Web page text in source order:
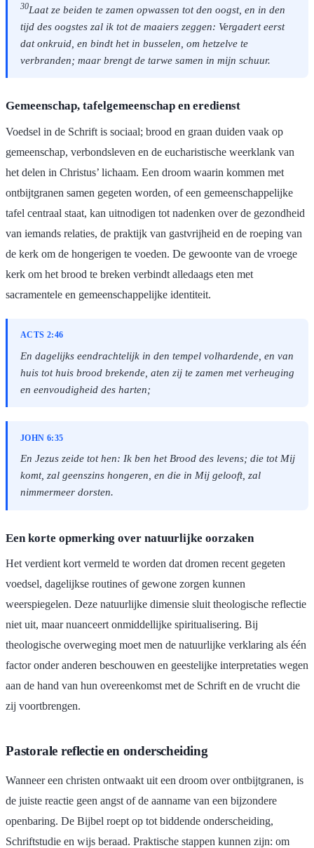
30Laat ze beiden te zamen opwassen tot den oogst, en in den
tijd des oogstes zal ik tot de maaiers zeggen: Vergadert eerst
dat onkruid, en bindt het in busselen, om hetzelve te
verbranden; maar brengt de tarwe samen in mijn schuur.
Gemeenschap, tafelgemeenschap en eredienst
Voedsel in de Schrift is sociaal; brood en graan duiden vaak op
gemeenschap, verbondsleven en de eucharistische weerklank van
het delen in Christus’ lichaam. Een droom waarin kommen met
ontbijtgranen samen gegeten worden, of een gemeenschappelijke
tafel centraal staat, kan uitnodigen tot nadenken over de gezondheid
van iemands relaties, de praktijk van gastvrijheid en de roeping van
de kerk om de hongerigen te voeden. De gewoonte van de vroege
kerk om het brood te breken verbindt alledaags eten met
sacramentele en gemeenschappelijke identiteit.
ACTS 2:46
En dagelijks eendrachtelijk in den tempel volhardende, en van
huis tot huis brood brekende, aten zij te zamen met verheuging
en eenvoudigheid des harten;
JOHN 6:35
En Jezus zeide tot hen: Ik ben het Brood des levens; die tot Mij
komt, zal geenszins hongeren, en die in Mij gelooft, zal
nimmermeer dorsten.
Een korte opmerking over natuurlijke oorzaken
Het verdient kort vermeld te worden dat dromen recent gegeten
voedsel, dagelijkse routines of gewone zorgen kunnen
weerspiegelen. Deze natuurlijke dimensie sluit theologische reflectie
niet uit, maar nuanceert onmiddellijke spiritualisering. Bij
theologische overweging moet men de natuurlijke verklaring als één
factor onder anderen beschouwen en geestelijke interpretaties wegen
aan de hand van hun overeenkomst met de Schrift en de vrucht die
zij voortbrengen.
Pastorale reflectie en onderscheiding
Wanneer een christen ontwaakt uit een droom over ontbijtgranen, is
de juiste reactie geen angst of de aanname van een bijzondere
openbaring. De Bijbel roept op tot biddende onderscheiding,
Schriftstudie en wijs beraad. Praktische stappen kunnen zijn: om